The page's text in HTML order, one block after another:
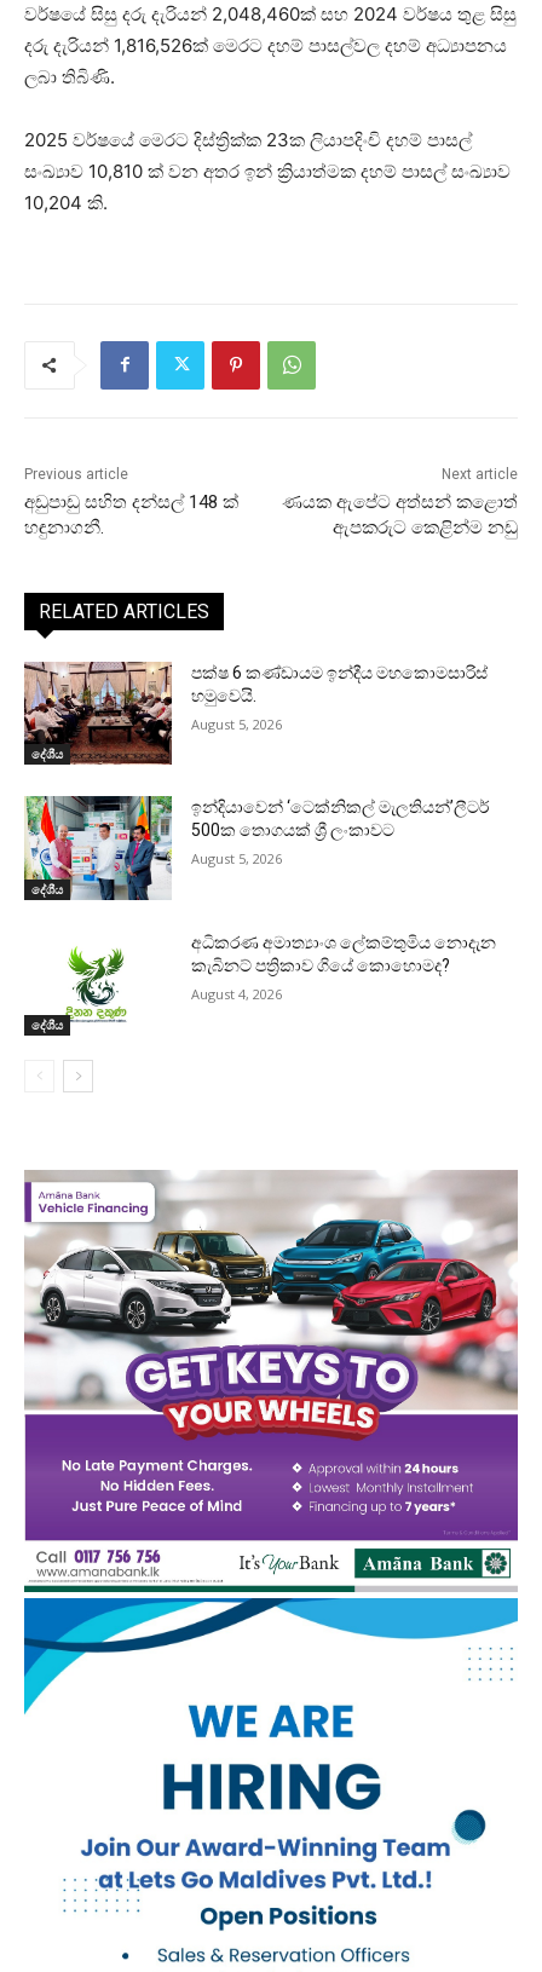
වර්ෂයේ සිසු දරු දැරියන් 2,048,460ක් සහ 2024 වර්ෂය තුළ සිසු
දරු දැරියන් 1,816,526ක් මෙරට දහම් පාසල්වල දහම් අධ්‍යාපනය
ලබා තිබිණි.
2025 වර්ෂයේ මෙරට දිස්ත්‍රික්ක 23ක ලියාපදිංචි දහම් පාසල්
සංඛ්‍යාව 10,810 ක් වන අතර ඉන් ක්‍රියාත්මක දහම් පාසල් සංඛ්‍යාව
10,204 කි.
Previous article
අඩුපාඩු සහිත දන්සල් 148 ක්
හඳුනාගනී.
Next article
ණයක ඇපේට අත්සන් කළොත්
ඇපකරුට කෙළින්ම නඩු
RELATED ARTICLES
දේශීය
පක්ෂ 6 කණ්ඩායම ඉන්දීය මහකොමසාරිස්
හමුවෙයි.
August 5, 2026
දේශීය
ඉන්දියාවෙන් ‘ටෙක්නිකල් මැලතියන්’ලීටර්
500ක තොගයක් ශ්‍රී ලංකාවට
August 5, 2026
දේශීය
අධිකරණ අමාත්‍යාංශ ලේකම්තුමිය නොදැන
කැබිනට් පත්‍රිකාව ගියේ කොහොමද?
August 4, 2026